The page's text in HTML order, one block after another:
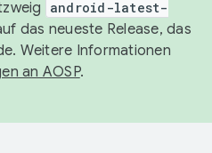
android-latest-
das neueste Release, das
Weitere Informationen
an AOSP.